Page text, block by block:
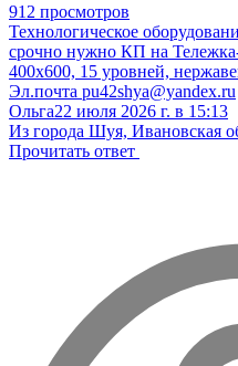
912 просмотров
Технологическое
срочно нужно КП на
400х600, 15 уровней,
Эл.почта pu42shya@yandex.ru
Ольга22 июля 2026 г. в 15:13
Из города Шуя, Ивановская
Прочитать ответ